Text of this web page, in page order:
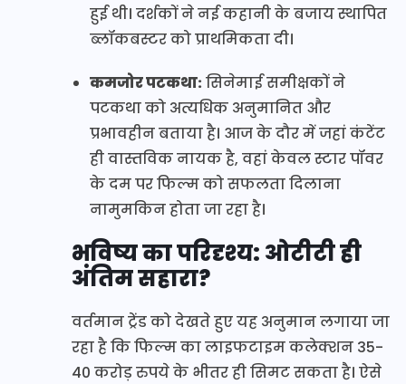
हुई थी। दर्शकों ने नई कहानी के बजाय स्थापित
ब्लॉकबस्टर को प्राथमिकता दी।
कमजोर पटकथा:सिनेमाई समीक्षकों ने
पटकथा को अत्यधिक अनुमानित और
प्रभावहीन बताया है। आज के दौर में जहां कंटेंट
ही वास्तविक नायक है, वहां केवल स्टार पॉवर
के दम पर फिल्म को सफलता दिलाना
नामुमकिन होता जा रहा है।
भविष्य का परिदृश्य: ओटीटी ही
अंतिम सहारा?
वर्तमान ट्रेंड को देखते हुए यह अनुमान लगाया जा
रहा है कि फिल्म का लाइफटाइम कलेक्शन 35-
40 करोड़ रुपये के भीतर ही सिमट सकता है। ऐसे